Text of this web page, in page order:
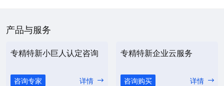
产品与服务
专精特新小巨人认定咨询
咨询专家 详情
专精特新企业云服务
咨询购买 详情